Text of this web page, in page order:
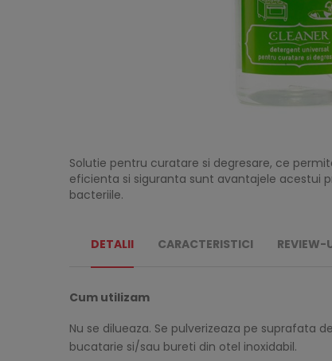
Solutie pentru curatare si degresare, ce
eficienta si siguranta sunt avantajele acestui
bacteriile.
DETALII CARACTERISTICI REVIEW-
Cum utilizam
Nu se dilueaza. Se pulverizeaza pe suprafata
bucatarie si/sau bureti din otel inoxidabil.